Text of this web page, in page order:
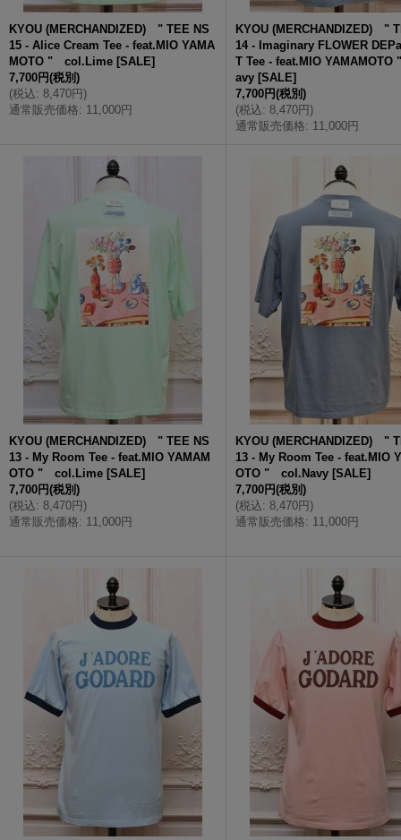
KYOU (MERCHANDIZED) " TEE NS
15 - Alice Cream Tee - feat.MIO YAMA
MOTO " col.Lime [SALE]
7,700円(税別)
(税込: 8,470円)
通常販売価格: 11,000円
KYOU (MERCHANDIZED) "
14 - Imaginary FLOWER
T Tee - feat.MIO
avy [SALE]
7,700円(税別)
(税込: 8,470円)
通常販売価格: 11,000円
KYOU (MERCHANDIZED) " TEE NS
13 - My Room Tee - feat.MIO YAMAM
OTO " col.Lime [SALE]
7,700円(税別)
(税込: 8,470円)
通常販売価格: 11,000円
KYOU (MERCHANDIZED) "
13 - My Room Tee - feat.MIO
OTO " col.Navy [SALE]
7,700円(税別)
(税込: 8,470円)
通常販売価格: 11,000円